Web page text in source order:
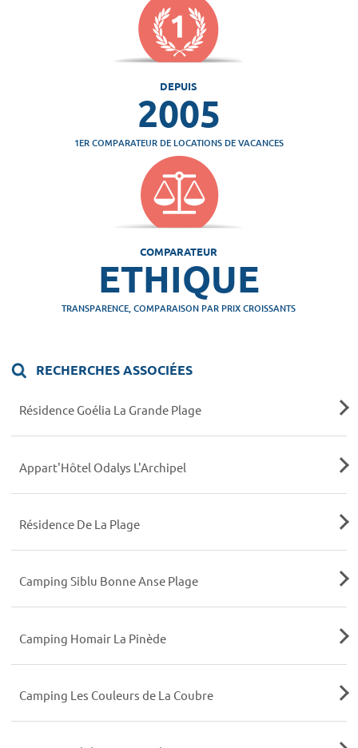
DEPUIS
2005
1ER COMPARATEUR DE LOCATIONS DE VACANCES
COMPARATEUR
ETHIQUE
TRANSPARENCE, COMPARAISON PAR PRIX CROISSANTS
RECHERCHES ASSOCIÉES
Résidence Goélia La Grande Plage
Appart'Hôtel Odalys L'Archipel
Résidence De La Plage
Camping Siblu Bonne Anse Plage
Camping Homair La Pinède
Camping Les Couleurs de La Coubre